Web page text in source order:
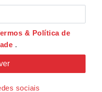
& Política de
.
sociais